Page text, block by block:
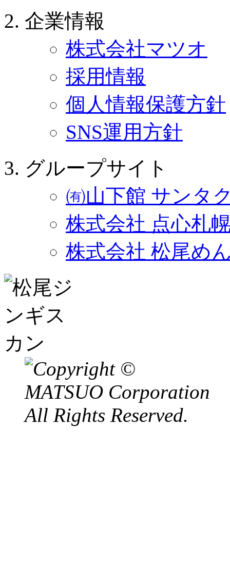
企業情報
株式会社マツオ
採用情報
個人情報保護方針
SNS運用方針
グループサイト
㈲山下館 サンタ
株式会社 点心札
株式会社 松尾め